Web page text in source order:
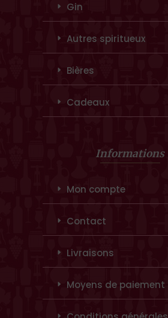
Gin
Autres spiritueux
Bières
Cadeaux
Informations
Mon compte
Contact
Livraisons
Moyens de paiement